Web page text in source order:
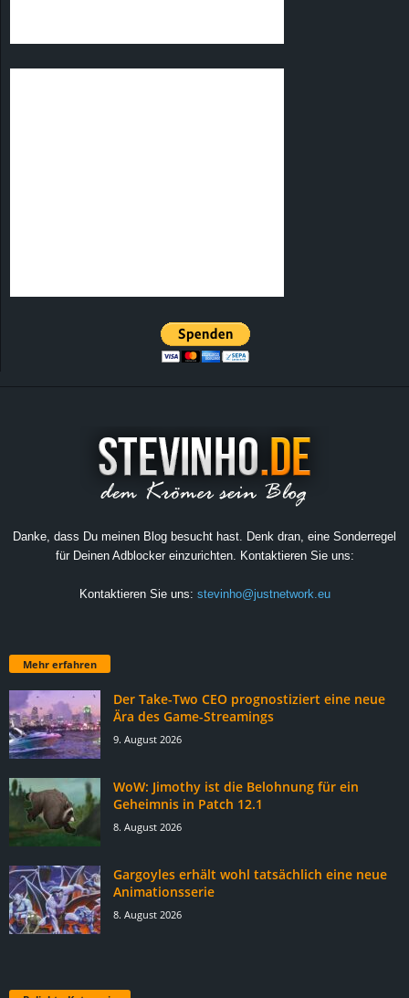
Danke, dass Du meinen Blog besucht hast. Denk dran, eine Sonderregel
für Deinen Adblocker einzurichten. Kontaktieren Sie uns:
Kontaktieren Sie uns: stevinho@justnetwork.eu
Mehr erfahren
Der Take-Two CEO prognostiziert eine neue
Ära des Game-Streamings
9. August 2026
WoW: Jimothy ist die Belohnung für ein
Geheimnis in Patch 12.1
8. August 2026
Gargoyles erhält wohl tatsächlich eine neue
Animationsserie
8. August 2026